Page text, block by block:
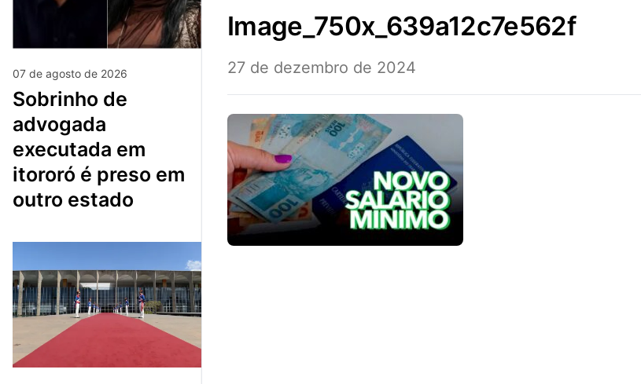
07 de agosto de 2026
sobrinho de
advogada
executada em
itororó é preso em
outro estado
image_750x_639a12c7e562f
27 de dezembro de 2024